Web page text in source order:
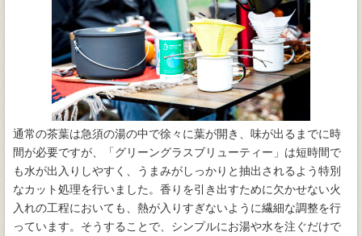
通常の茶葉は急須の湯の中で徐々に葉が開き、味が出るまでに時
間が必要ですが、「グリーングラスブリューティー」は短時間で
も水が出入りしやすく、うまみがしっかりと抽出されるよう特別
なカット処理を行いました。香りを引き出すために欠かせない火
入れの工程においても、熱が入りすぎないように繊細な調整を行
っています。そうすることで、シンプルにお湯や水を注ぐだけで